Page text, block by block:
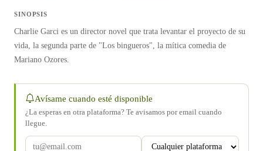
SINOPSIS
Charlie Garci es un director novel que trata levantar el proyecto de su
vida, la segunda parte de "Los bingueros", la mítica comedia de
Mariano Ozores.
Avísame cuando esté disponible
¿La esperas en otra plataforma? Te avisamos por email cuando
llegue.